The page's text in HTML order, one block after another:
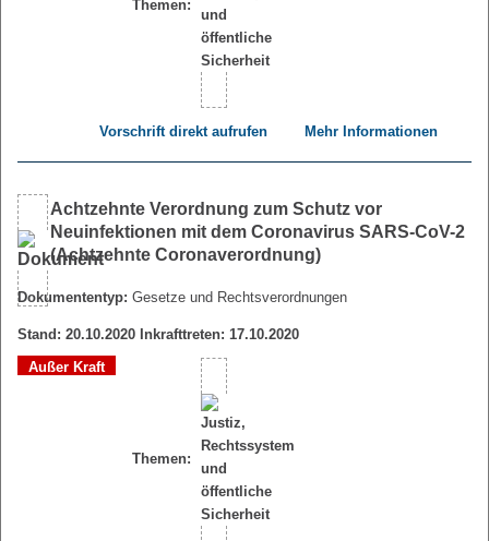
Themen:
Vorschrift direkt aufrufen Mehr Informationen
Achtzehnte Verordnung zum Schutz vor
Neuinfektionen mit dem Coronavirus SARS-CoV-2
(Achtzehnte Coronaverordnung)
Dokumententyp: Gesetze und Rechtsverordnungen
Stand: 20.10.2020 Inkrafttreten: 17.10.2020
Außer Kraft
Themen: